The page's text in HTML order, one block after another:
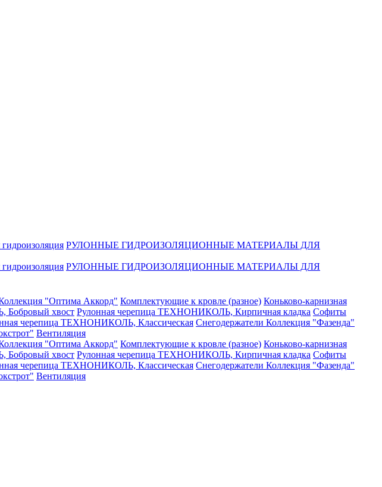
РУЛОННЫЕ ГИДРОИЗОЛЯЦИОННЫЕ МАТЕРИАЛЫ ДЛЯ
РУЛОННЫЕ ГИДРОИЗОЛЯЦИОННЫЕ МАТЕРИАЛЫ ДЛЯ
"Оптима Аккорд" Комплектующие к кровле (разное) Коньково-карнизная
хвост Рулонная черепица ТЕХНОНИКОЛЬ, Кирпичная кладка Софиты
черепица ТЕХНОНИКОЛЬ, Классическая Снегодержатели Коллекция "Фазенда"
Вентиляция
"Оптима Аккорд" Комплектующие к кровле (разное) Коньково-карнизная
хвост Рулонная черепица ТЕХНОНИКОЛЬ, Кирпичная кладка Софиты
черепица ТЕХНОНИКОЛЬ, Классическая Снегодержатели Коллекция "Фазенда"
Вентиляция